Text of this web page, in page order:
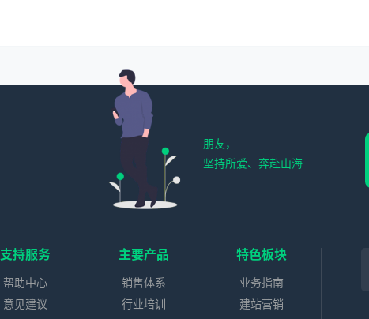
朋友，
坚持所爱、奔赴山海
支持服务
帮助中心
意见建议
主要产品
销售体系
行业培训
特色板块
业务指南
建站营销